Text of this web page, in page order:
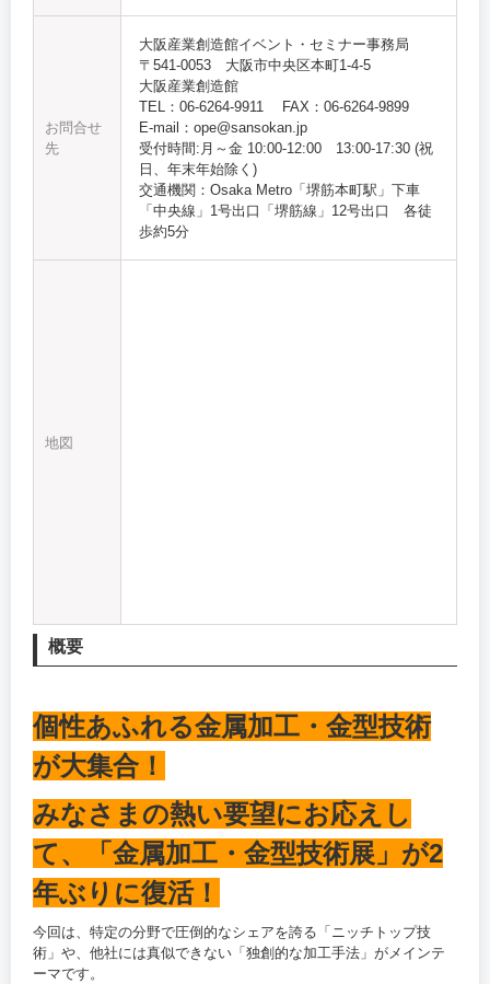
お問合せ
先
大阪産業創造館イベント・セミナー事務局
〒541-0053 大阪市中央区本町1-4-5
大阪産業創造館
TEL：06-6264-9911 FAX：06-6264-9899
E-mail：ope@sansokan.jp
受付時間:月～金 10:00‐12:00 13:00-17:30 (祝
日、年末年始除く)
交通機関：Osaka Metro「堺筋本町駅」下車
「中央線」1号出口「堺筋線」12号出口 各徒
歩約5分
地図
概要
個性あふれる金属加工・金型技術
が大集合！
みなさまの熱い要望にお応えし
て、「金属加工・金型技術展」が2
年ぶりに復活！
今回は、特定の分野で圧倒的なシェアを誇る「ニッチトップ技
術」や、他社には真似できない「独創的な加工手法」がメインテ
ーマです。